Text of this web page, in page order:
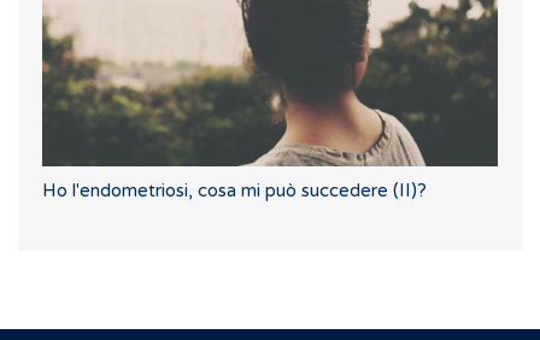
Ho l'endometriosi, cosa mi può succedere (II)?